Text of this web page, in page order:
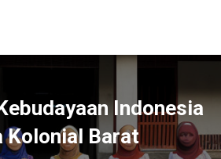
Indonesia
Kolonial Barat